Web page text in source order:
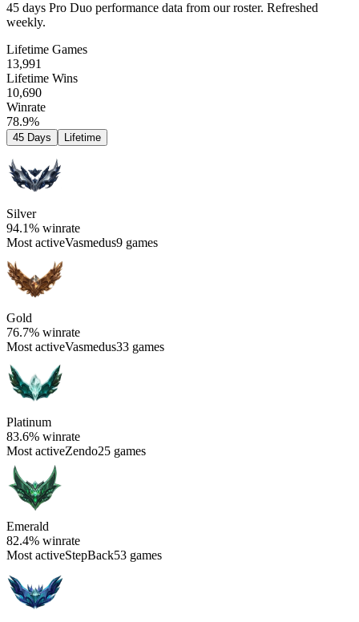
45 days Pro Duo performance data from our roster. Refreshed
weekly.
Lifetime Games
13,991
Lifetime Wins
10,690
Winrate
78.9%
45 Days Lifetime
Silver
94.1% winrate
Most activeVasmedus9 games
Gold
76.7% winrate
Most activeVasmedus33 games
Platinum
83.6% winrate
Most activeZendo25 games
Emerald
82.4% winrate
Most activeStepBack53 games